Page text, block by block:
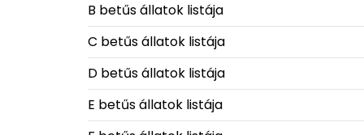
B betűs állatok listája
C betűs állatok listája
D betűs állatok listája
E betűs állatok listája